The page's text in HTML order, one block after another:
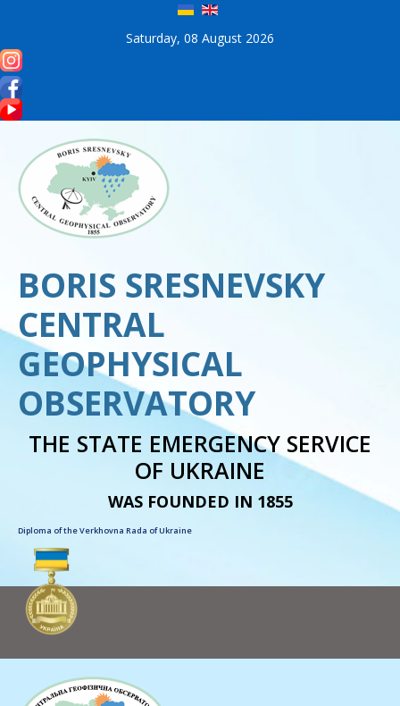
Saturday, 08 August 2026
BORIS SRESNEVSKY
CENTRAL
GEOPHYSICAL
OBSERVATORY
THE STATE EMERGENCY SERVICE
OF UKRAINE
WAS FOUNDED IN 1855
Diploma of the Verkhovna Rada of Ukraine